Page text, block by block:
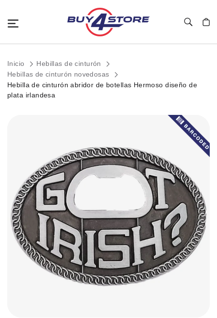
Inicio
Hebillas de cinturón
Hebillas de cinturón novedosas
Hebilla de cinturón abridor de botellas Hermoso diseño de
plata irlandesa
imágenes.